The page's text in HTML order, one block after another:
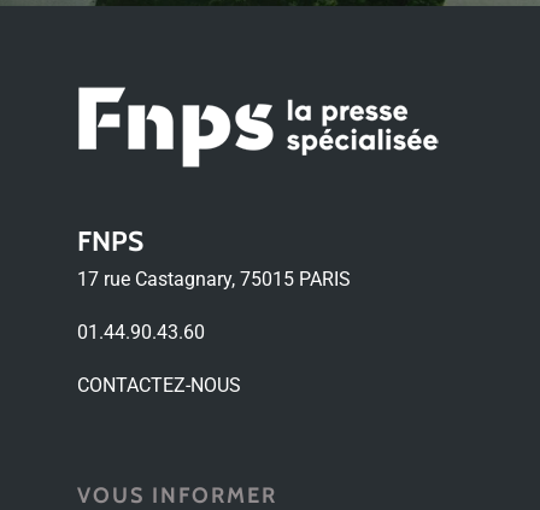
FNPS
17 rue Castagnary, 75015 PARIS
01.44.90.43.60
CONTACTEZ-NOUS
VOUS INFORMER